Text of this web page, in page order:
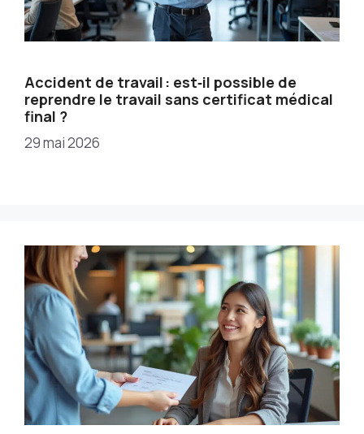
Accident de travail : est‑il possible de
reprendre le travail sans certificat médical
final ?
29 mai 2026